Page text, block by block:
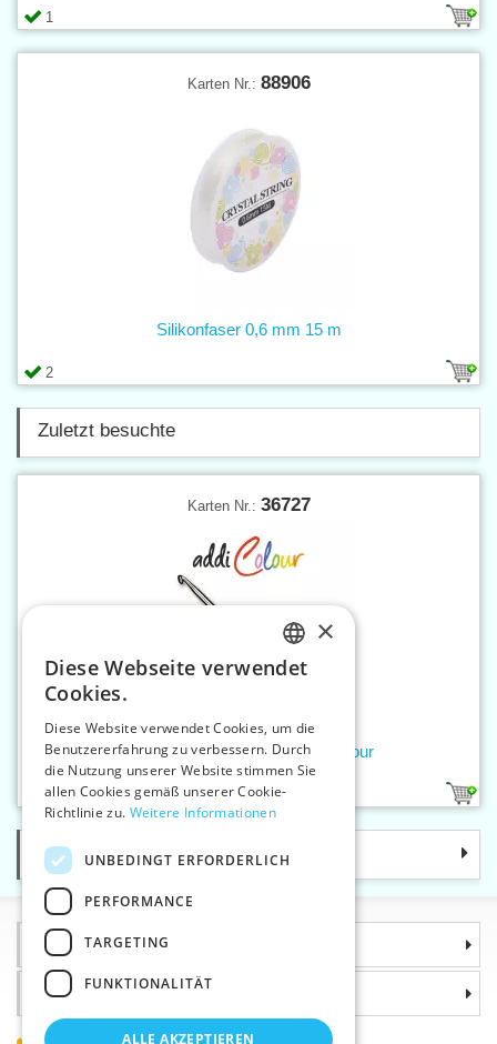
1
Karten Nr.: 88906
2
Silikonfaser 0,6 mm 15 m
Zuletzt besuchte
Karten Nr.: 36727
1
Wollhäkelnadel 5,5 mm addiColour
Kategorie
Informationen
Warum sollten Sie gerade uns wählen?
CZECH
ENGLISH
×
Diese Webseite verwendet
Cookies.
Diese Website verwendet Cookies, um die
Benutzererfahrung zu verbessern. Durch
die Nutzung unserer Website stimmen Sie
allen Cookies gemäß unserer Cookie-
Richtlinie zu. Weitere Informationen
UNBEDINGT ERFORDERLICH
PERFORMANCE
TARGETING
FUNKTIONALITÄT
ALLE AKZEPTIEREN